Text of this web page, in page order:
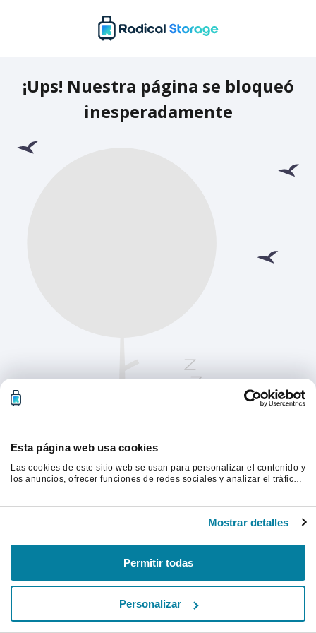
Esta página web usa cookies
Las cookies de este sitio web se usan para personalizar el contenido y
los anuncios, ofrecer funciones de redes sociales y analizar el tráfico.
proporcionado o que hayan recopilado a partir del uso que haya
Mostrar detalles
Permitir todas
Personalizar
¡Ups! Nuestra página se bloqueó
inesperadamente
Actualiza la página para continuar.
Actualizar